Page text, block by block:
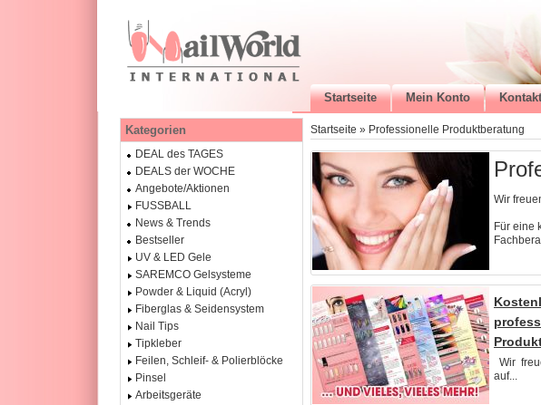
Startseite Mein Konto Kontakt
Startseite » Professionelle Produktberatung
Wir
Für eine
Wir
auf...
Kategorien
DEAL des TAGES
DEALS der WOCHE
Angebote/Aktionen
FUSSBALL
News & Trends
Bestseller
UV & LED Gele
SAREMCO Gelsysteme
Powder & Liquid (Acryl)
Fiberglas & Seidensystem
Nail Tips
Tipkleber
Feilen, Schleif- & Polierblöcke
Pinsel
Arbeitsgeräte